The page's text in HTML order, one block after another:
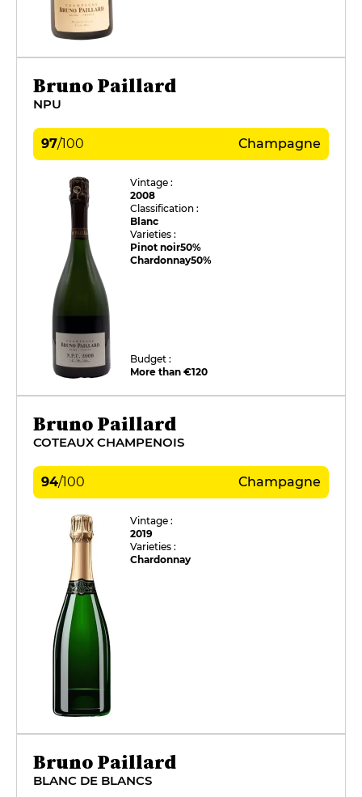
Bruno Paillard
NPU
97/100 Champagne
Vintage :
2008
Classification :
Blanc
Varieties :
Pinot noir50%
Chardonnay50%
Budget :
More than €120
Bruno Paillard
COTEAUX CHAMPENOIS
94/100 Champagne
Vintage :
2019
Varieties :
Chardonnay
Bruno Paillard
BLANC DE BLANCS